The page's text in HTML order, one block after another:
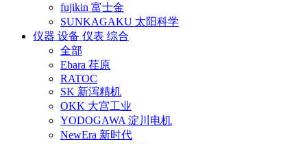
fujikin 富士金
SUNKAGAKU 太阳科学
仪器 设备 仪表 综合
全部
Ebara 荏原
RATOC
SK 新泻精机
OKK 大宫工业
YODOGAWA 淀川电机
NewEra 新时代